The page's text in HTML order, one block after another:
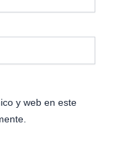
y web en este